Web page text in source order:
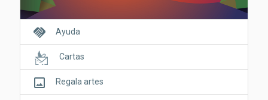
handshake Ayuda
Cartas
crop_original Regala artes